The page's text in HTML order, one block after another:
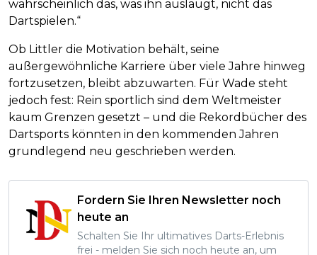
wahrscheinlich das, was ihn auslaugt, nicht das
Dartspielen.“
Ob Littler die Motivation behält, seine
außergewöhnliche Karriere über viele Jahre hinweg
fortzusetzen, bleibt abzuwarten. Für Wade steht
jedoch fest: Rein sportlich sind dem Weltmeister
kaum Grenzen gesetzt – und die Rekordbücher des
Dartsports könnten in den kommenden Jahren
grundlegend neu geschrieben werden.
Fordern Sie Ihren Newsletter noch
heute an
Schalten Sie Ihr ultimatives Darts-Erlebnis
frei - melden Sie sich noch heute an, um